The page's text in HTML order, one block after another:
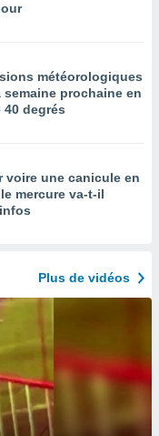
météorologiques
prochaine en
40 degrés
voire une canicule en
mercure va-t-il
Plus de vidéos